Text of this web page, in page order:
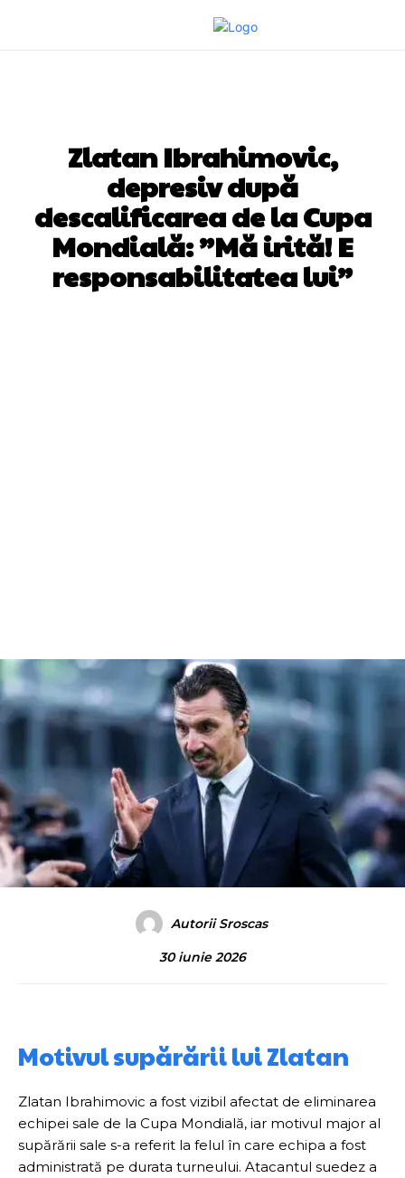
Zlatan Ibrahimovic,
depresiv după
descalificarea de la Cupa
Mondială: ”Mă irită! E
responsabilitatea lui”
Autorii Sroscas
30 iunie 2026
Motivul supărării lui Zlatan
Zlatan Ibrahimovic a fost vizibil afectat de eliminarea
echipei sale de la Cupa Mondială, iar motivul major al
supărării sale s-a referit la felul în care echipa a fost
administrată pe durata turneului. Atacantul suedez a